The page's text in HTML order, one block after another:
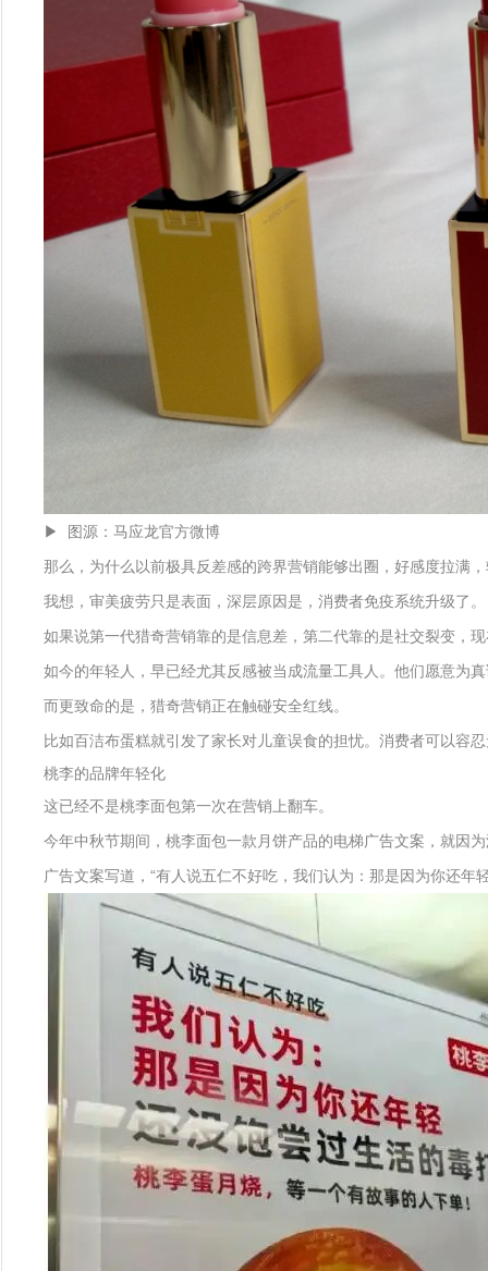
▶ 图源：马应龙官方微博
那么，为什么以前极具反差感的跨界营销能够出圈，好感度拉满
我想，审美疲劳只是表面，深层原因是，消费者免疫系统升级了。
如果说第一代猎奇营销靠的是信息差，第二代靠的是社交裂变，
如今的年轻人，早已经尤其反感被当成流量工具人。他们愿意为
而更致命的是，猎奇营销正在触碰安全红线。
比如百洁布蛋糕就引发了家长对儿童误食的担忧。消费者可以容
桃李的品牌年轻化
这已经不是桃李面包第一次在营销上翻车。
今年中秋节期间，桃李面包一款月饼产品的电梯广告文案，就因
广告文案写道，“有人说五仁不好吃，我们认为：那是因为你还